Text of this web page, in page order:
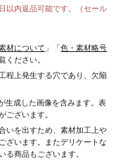
以内返品可能です。（セール
材について 」「色・素材略号
ください。
程上発生する穴であり、欠陥
生成した画像を含みます。表
ございます。
合いを出すため、素材加工上
ざいます。またデリケートな
る商品もございます。